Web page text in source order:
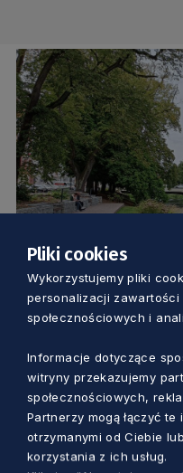
ŚRODOWISKO
Ulice, parki,
zaprojektowane?
Marcin Szumny
Pliki cookies
Wykorzystujemy pliki
personalizacji
społecznościowych i
Informacje dotyczące
witryny przekazujemy
społecznościowych,
Partnerzy mogą łączyć
otrzymanymi od Ciebie
korzystania z ich usług.